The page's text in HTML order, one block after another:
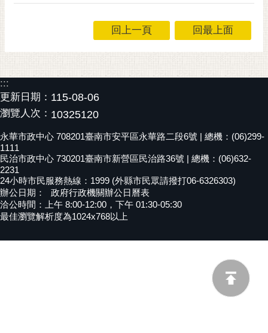
市民互動
黃
偉
哲
螢
光
花
泉
桐
花
祭
回上一頁 回最上面
:::
更新日期： 115-08-06
瀏覽人次： 10325120
永華市政中心 708201臺南市安平區永華路二段6號 | 總機：(06)299-
1111
民治市政中心 730201臺南市新營區民治路36號 | 總機：(06)632-
2231
24小時市民服務熱線：1999 (外縣市民眾請撥打06-6326303)
辦公日期：
政府行政機關辦公日曆表
洽公時間：上午 8:00-12:00，下午 01:30-05:30
最佳瀏覽解析度為1024x768以上